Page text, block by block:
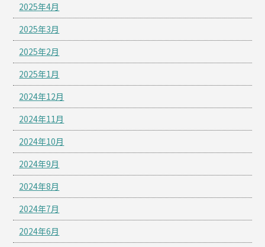
2025年4月
2025年3月
2025年2月
2025年1月
2024年12月
2024年11月
2024年10月
2024年9月
2024年8月
2024年7月
2024年6月